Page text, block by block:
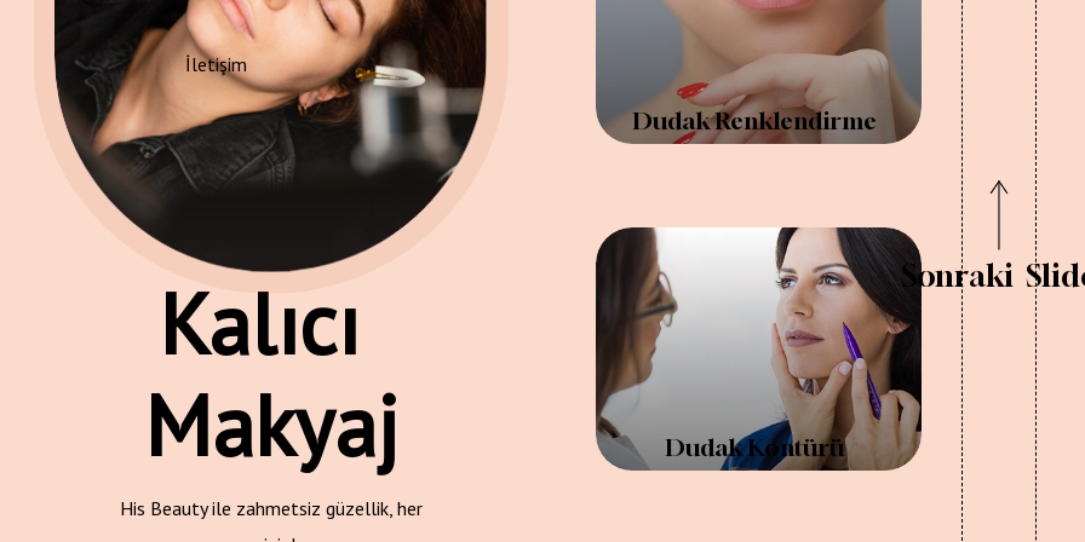
İletişim
Kalıcı
Makyaj
His Beauty ile zahmetsiz güzellik, her
Dudak Renklendirme
Dudak Kontürü
Sonraki